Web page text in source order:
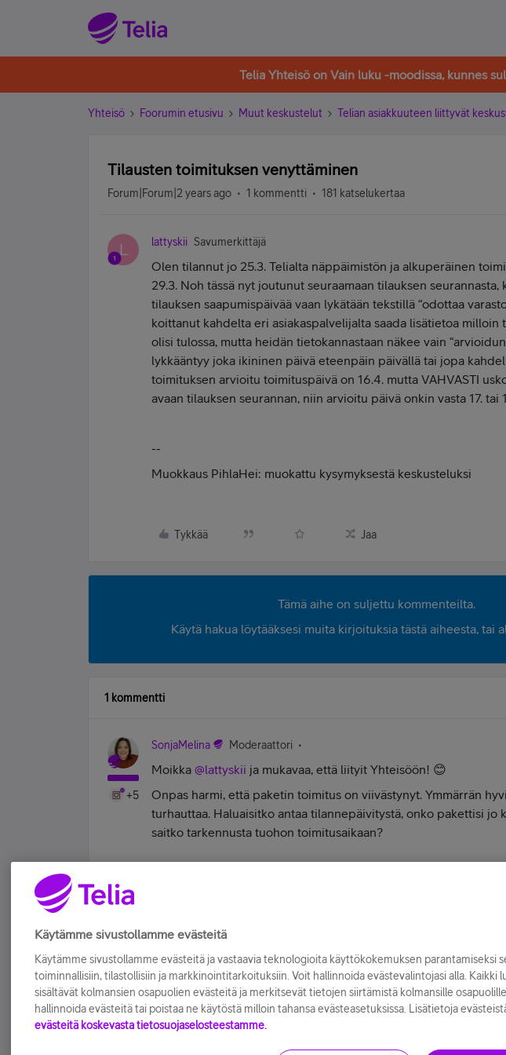
Telia Yhteisö on Vain luku -moodissa, kunnes
Yhteisö Foorumin etusivu Muut keskustelut Telian asiakkuuteen liittyvät
Tilausten toimituksen venyttäminen
Forum|Forum|2 years ago 1 kommentti 181 katselukertaa
L lattyskii Savumerkittäjä
Olen tilannut jo 25.3. Telialta näppäimistön ja alkuperäinen
29.3. Noh tässä nyt joutunut seuraamaan tilauksen seurannasta,
tilauksen saapumispäivää vaan lykätään tekstillä “odottaa
koittanut kahdelta eri asiakaspalvelijalta saada lisätietoa milloin
olisi tulossa, mutta heidän tietokannastaan näkee vain
lykkääntyy joka ikininen päivä eteenpäin päivällä tai jopa
toimituksen arvioitu toimituspäivä on 16.4. mutta VAHVASTI
avaan tilauksen seurannan, niin arvioitu päivä onkin vasta 17. tai
--
Muokkaus PihlaHei: muokattu kysymyksestä keskusteluksi
Tykkää Jaa
Tämä aihe on suljettu kommenteilta.
Käytä hakua löytääksesi muita kirjoituksia tästä aiheesta, tai
1 kommentti
+5
SonjaMelina Moderaattori
Moikka @lattyskii ja mukavaa, että liityit Yhteisöön! 😊
Onpas harmi, että paketin toimitus on viivästynyt. Ymmärrän
turhauttaa. Haluaisitko antaa tilannepäivitystä, onko pakettisi jo
saitko tarkennusta tuohon toimitusaikaan?
Käytämme sivustollamme evästeitä
Käytämme sivustollamme evästeitä ja vastaavia teknologioita käyttökokemuksen parantamiseksi
toiminnallisiin, tilastollisiin ja markkinointitarkoituksiin. Voit hallinnoida evästevalintojasi alla. Kaikki
sisältävät kolmansien osapuolien evästeitä ja merkitsevät tietojen siirtämistä kolmansille
hallinnoida evästeitä tai poistaa ne käytöstä milloin tahansa evästeasetuksissa. Lisätietoja
evästeitä koskevasta tietosuojaselosteestamme.